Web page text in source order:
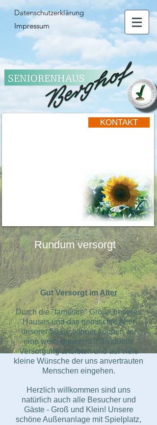
Impressum
Datenschutzerklärung
KONTAKT
Rundum versorgt
Gut Versorgt im Alter
Durch die "familiäre" Größe unseres
Hauses und das gemischte Alter
unserer 56 Bewohner können wir
eine weitestgehend individuelle
Versorgung anbieten und auf viele
kleine Wünsche der uns anvertrauten
Menschen eingehen.
Herzlich willkommen sind uns
natürlich auch alle Besucher und
Gäste - Groß und Klein! Unsere
schöne Außenanlage mit Spielplatz,